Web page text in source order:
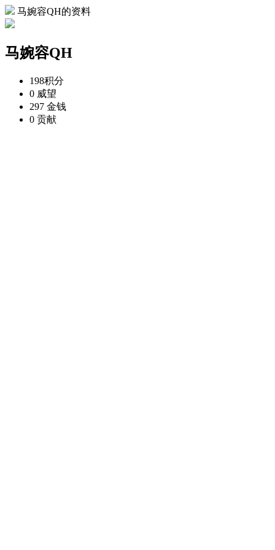
马婉容QH的资料
马婉容QH
198积分
0 威望
297 金钱
0 贡献